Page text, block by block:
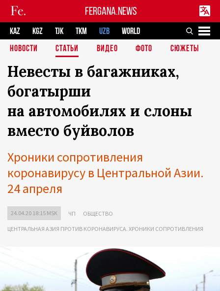
FERGANA.NEWS
KAZ KGZ TJK TKM UZB
WORLD
НОВОСТИ
СТАТЬИ ВИДЕО ФОТО СЮЖЕТЫ
Невесты в багажниках,
богатырши
на автомобилях и слоны
вместо буйволов
Хроники сопротивления
коронавирусу в Центральной Азии.
24 апреля
24.04.20 18:15 MSK ЧП ОБЩЕСТВО
ЦЕНТРАЛЬНАЯ АЗИЯ ПРОТИВ КОРОНАВИРУСА. ХРОНИКИ СОПРОТИВЛЕНИЯ